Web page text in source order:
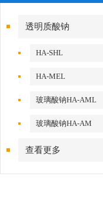
透明质酸钠
HA-SHL
HA-MEL
玻璃酸钠HA-AML
玻璃酸钠HA-AM
查看更多